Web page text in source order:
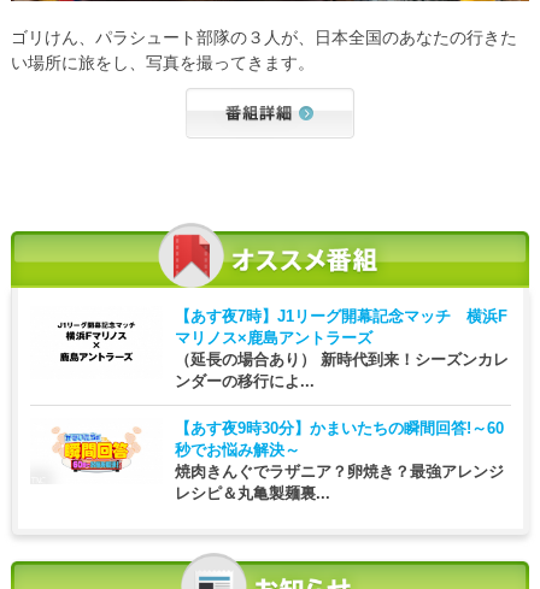
ゴリけん、パラシュート部隊の３人が、日本全国のあなたの行きた
い場所に旅をし、写真を撮ってきます。
【あす夜7時】 J1リーグ開幕記念マッチ 横浜F
マリノス×鹿島アントラーズ
（延長の場合あり） 新時代到来！シーズンカレ
ンダーの移行によ...
【あす夜9時30分】 かまいたちの瞬間回答!～60
秒でお悩み解決～
焼肉きんぐでラザニア？卵焼き？最強アレンジ
レシピ＆丸亀製麺裏...